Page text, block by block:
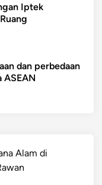
Iptek
dan perbedaan
ASEAN
Alam di